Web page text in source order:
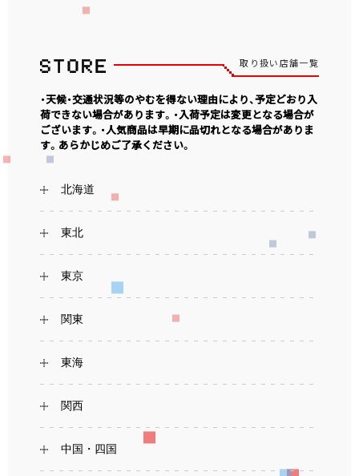
取り扱い店舗一覧
・天候・交通状況等のやむを得ない理由により、予定どおり入
荷できない場合があります。・入荷予定は変更となる場合が
ございます。・人気商品は早期に品切れとなる場合がありま
す。あらかじめご了承ください。
北海道
東北
東京
関東
東海
関西
中国・四国